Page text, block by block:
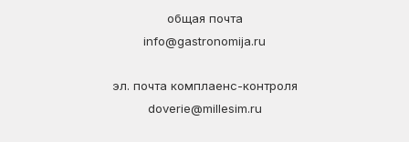
общая почта
info@gastronomija.ru
эл. почта комплаенс-контроля
doverie@millesim.ru